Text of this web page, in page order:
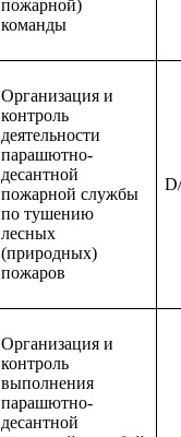
пожарной)
команды
Организация и
контроль
деятельности
парашютно-
десантной
пожарной службы
по тушению
лесных
(природных)
пожаров
Организация и
контроль
выполнения
парашютно-
десантной